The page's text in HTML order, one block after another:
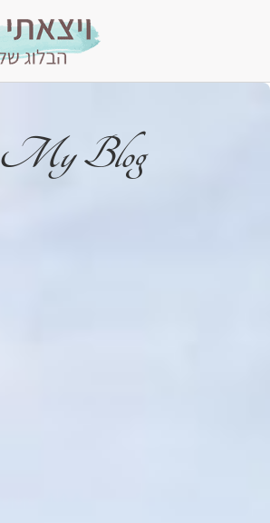
My Blog